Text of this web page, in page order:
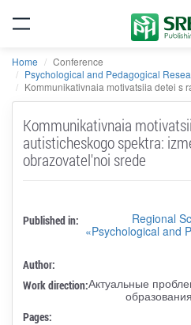
Home
Conference
Psychological and Pedagogical
Kommunikativnaia motivatsiia detei s
Kommunikativnaia
autisticheskogo spektra:
obrazovatel'noi srede
Published in:
Regional
«Psychological and
Author:
Work direction:Актуальные
Pages: